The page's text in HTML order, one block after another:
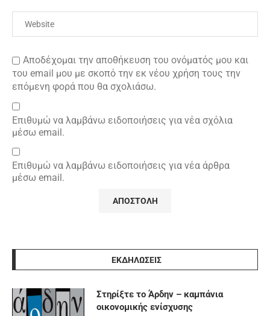
Αποδέχομαι την αποθήκευση του ονόματός μου και
του email μου με σκοπό την εκ νέου χρήση τους την
επόμενη φορά που θα σχολιάσω.
Επιθυμώ να λαμβάνω ειδοποιήσεις για νέα σχόλια
μέσω email.
Επιθυμώ να λαμβάνω ειδοποιήσεις για νέα άρθρα
μέσω email.
ΕΚΔΗΛΩΣΕΙΣ
Στηρίξτε το Άρδην – καμπάνια
οικονομικής ενίσχυσης